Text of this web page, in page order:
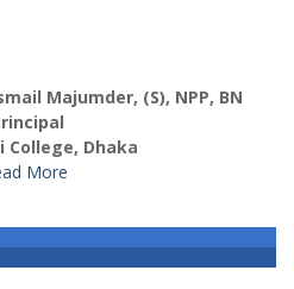
Majumder, (S), NPP, BN
College, Dhaka
More